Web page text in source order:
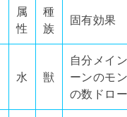
属
性
種
族
固有効果
水 獣
自分メイ
ーンのモ
の数ドロー